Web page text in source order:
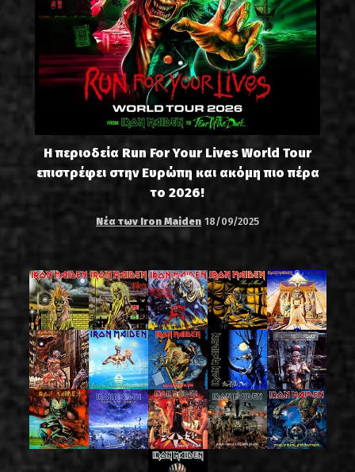
Η περιοδεία Run For Your Lives World Tour
επιστρέφει στην Ευρώπη και ακόμη πιο πέρα
το 2026!
Νέα των Iron Maiden 18/09/2025